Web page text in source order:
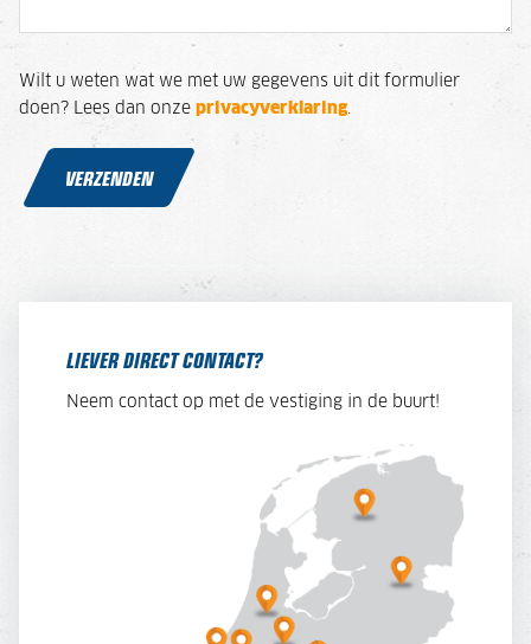
Wilt u weten wat we met uw gegevens uit dit formulier
doen? Lees dan onze privacyverklaring.
VERZENDEN
LIEVER DIRECT CONTACT?
Neem contact op met de vestiging in de buurt!